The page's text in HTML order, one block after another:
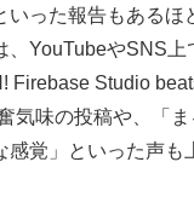
いった報告もあるほ
、YouTubeやSNS上
Firebase Studio
気味の投稿や、「
感覚」といった声も